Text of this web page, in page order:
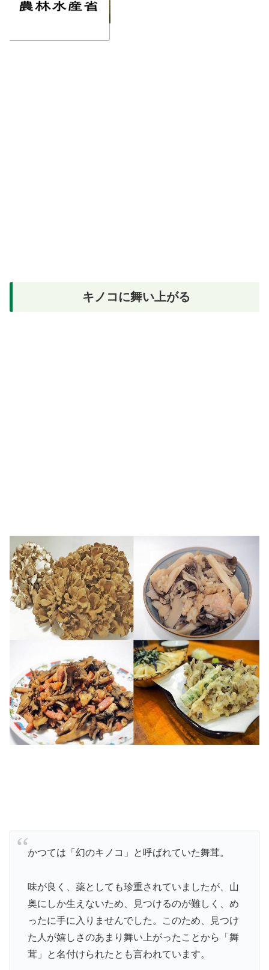
キノコに舞い上がる
かつては「幻のキノコ」と呼ばれていた舞茸。
味が良く、薬としても珍重されていましたが、山
奥にしか生えないため、見つけるのが難しく、め
ったに手に入りませんでした。このため、見つけ
た人が嬉しさのあまり舞い上がったことから「舞
茸」と名付けられたとも言われています。